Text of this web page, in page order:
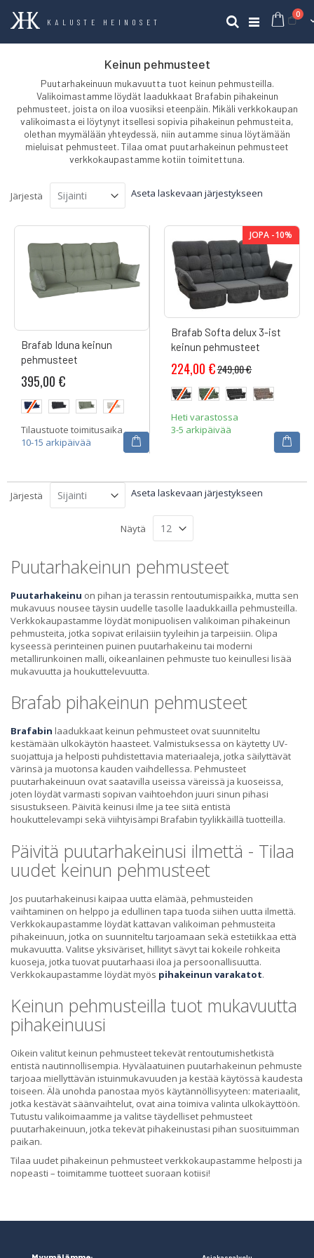
KALUSTE HEINOSET
0
Haku
Keinun pehmusteet
Puutarhakeinuun mukavuutta tuot keinun pehmusteilla.
Valikoimastamme löydät laadukkaat Brafabin pihakeinun
pehmusteet, joista on iloa vuosiksi eteenpäin. Mikäli verkkokaupan
valikoimasta ei löytynyt itsellesi sopivia pihakeinun pehmusteita,
olethan myymälään yhteydessä, niin autamme sinua löytämään
mieluisat pehmusteet. Tilaa omat puutarhakeinun pehmusteet
verkkokaupastamme kotiin toimitettuna.
Järjestä Aseta laskevaan järjestykseen
Brafab Iduna keinun
pehmusteet
395,00 €
Tilaustuote toimitusaika
10-15 arkipäivää
JOPA -10%
Brafab Softa delux 3-ist
keinun pehmusteet
224,00 €249,00 €
Heti varastossa
3-5 arkipäivää
Järjestä Aseta laskevaan järjestykseen
Näytä
Puutarhakeinun pehmusteet
Puutarhakeinu on pihan ja terassin rentoutumispaikka, mutta sen
mukavuus nousee täysin uudelle tasolle laadukkailla pehmusteilla.
Verkkokaupastamme löydät monipuolisen valikoiman pihakeinun
pehmusteita, jotka sopivat erilaisiin tyyleihin ja tarpeisiin. Olipa
kyseessä perinteinen puinen puutarhakeinu tai moderni
metallirunkoinen malli, oikeanlainen pehmuste tuo keinullesi lisää
mukavuutta ja houkuttelevuutta.
Brafab pihakeinun pehmusteet
Brafabin laadukkaat keinun pehmusteet ovat suunniteltu
kestämään ulkokäytön haasteet. Valmistuksessa on käytetty UV-
suojattuja ja helposti puhdistettavia materiaaleja, jotka säilyttävät
värinsä ja muotonsa kauden vaihdellessa. Pehmusteet
puutarhakeinuun ovat saatavilla useissa väreissä ja kuoseissa,
joten löydät varmasti sopivan vaihtoehdon juuri sinun pihasi
sisustukseen. Päivitä keinusi ilme ja tee siitä entistä
houkuttelevampi sekä viihtyisämpi Brafabin tyylikkäillä tuotteilla.
Päivitä puutarhakeinusi ilmettä - Tilaa
uudet keinun pehmusteet
Jos puutarhakeinusi kaipaa uutta elämää, pehmusteiden
vaihtaminen on helppo ja edullinen tapa tuoda siihen uutta ilmettä.
Verkkokaupastamme löydät kattavan valikoiman pehmusteita
pihakeinuun, jotka on suunniteltu tarjoamaan sekä estetiikkaa että
mukavuutta. Valitse yksiväriset, hillityt sävyt tai kokeile rohkeita
kuoseja, jotka tuovat puutarhaasi iloa ja persoonallisuutta.
Verkkokaupastamme löydät myös pihakeinun varakatot.
Keinun pehmusteilla tuot mukavuutta
pihakeinuusi
Oikein valitut keinun pehmusteet tekevät rentoutumishetkistä
entistä nautinnollisempia. Hyvälaatuinen puutarhakeinun pehmuste
tarjoaa miellyttävän istuinmukavuuden ja kestää käytössä kaudesta
toiseen. Älä unohda panostaa myös käytännöllisyyteen: materiaalit,
jotka kestävät säänvaihtelut, ovat aina toimiva valinta ulkokäyttöön.
Tutustu valikoimaamme ja valitse täydelliset pehmusteet
puutarhakeinuun, jotka tekevät pihakeinustasi pihan suosituimman
paikan.
Tilaa uudet pihakeinun pehmusteet verkkokaupastamme helposti ja
nopeasti – toimitamme tuotteet suoraan kotiisi!